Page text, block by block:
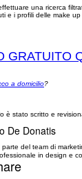
una ricerca
e i profili delle make
GRATUITO
a domicilio?
è stato scritto e
De Donatis
parte del team di
in design e